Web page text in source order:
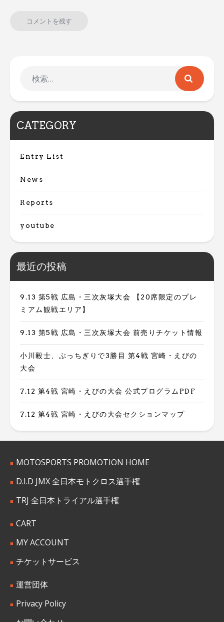
CATEGORY
Entry List
News
Reports
youtube
最近の投稿
9.13 第5戦 広島・三次灰塚大会 【20席限定のプレ
ミアム観戦エリア】
9.13 第5戦 広島・三次灰塚大会 前売りチケット情報
小川毅士、ぶっちぎりで3勝目 第4戦 宮崎・えびの
大会
7.12 第4戦 宮崎・えびの大会 公式プログラムPDF
7.12 第4戦 宮崎・えびの大会セクションマップ
MOTOSPORTS PROMOTION HOME
D.I.D JMX 全日本モトクロス選手権
TRJ 全日本トライアル選手権
CART
MY ACCOUNT
チケットサービス
運営団体
Privacy Policy